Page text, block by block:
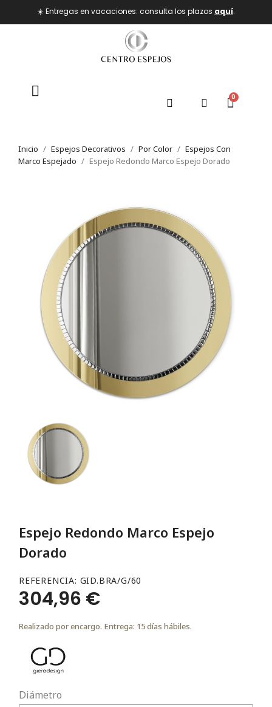
☀️ Entregas en vacaciones: consulta los plazos aquí.
Inicio Espejos Decorativos Por Color
Espejos Con
Marco Espejado
Espejo Redondo Marco Espejo Dorado
Espejo Redondo Marco Espejo
Dorado
REFERENCIA GID.BRA/G/60
304,96 €
Realizado por encargo. Entrega: 15 días hábiles.
Diámetro